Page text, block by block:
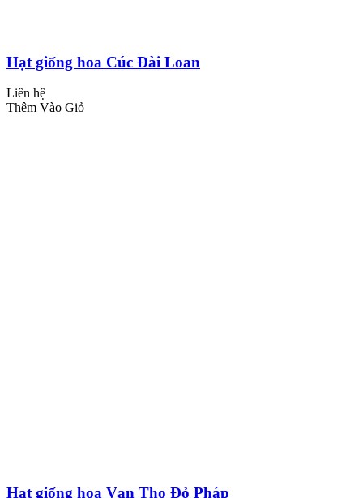
Hạt giống hoa Cúc Đài Loan
Liên hệ
Thêm Vào Giỏ
Hạt giống hoa Vạn Thọ Đỏ Pháp